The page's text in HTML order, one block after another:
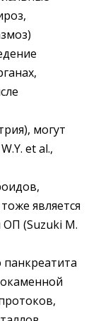
могут
et al.,
является
ОП (Suzuki М.